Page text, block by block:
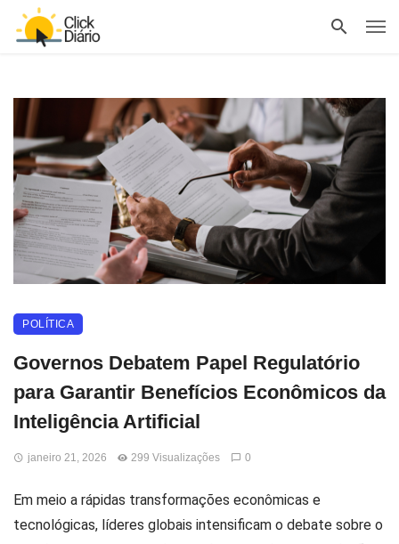
POLÍTICA
Governos Debatem Papel Regulatório
para Garantir Benefícios Econômicos da
Inteligência Artificial
janeiro 21, 2026 299 Visualizações 0
Em meio a rápidas transformações econômicas e
tecnológicas, líderes globais intensificam o debate sobre o